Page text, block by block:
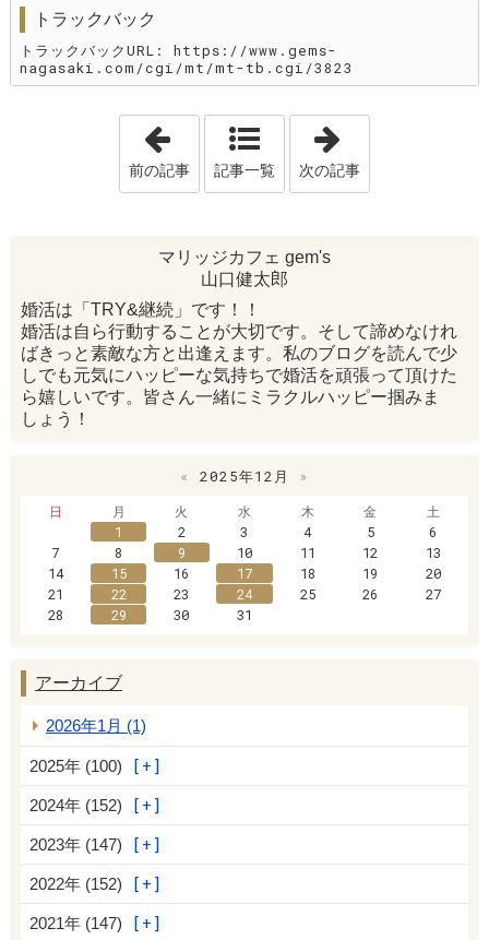
トラックバック
トラックバックURL: https://www.gems-
nagasaki.com/cgi/mt/mt-tb.cgi/3823
「今日はコレですよ〜！『福に憑かれた
前の記事 記事一覧 次の記事
マリッジカフェ gem's
山口健太郎
婚活は「TRY&継続」です！！
婚活は自ら行動することが大切です。そして諦めなけれ
ばきっと素敵な方と出逢えます。私のブログを読んで少
しでも元気にハッピーな気持ちで婚活を頑張って頂けた
ら嬉しいです。皆さん一緒にミラクルハッピー掴みま
しょう！
« 2025年12月
»
日
月 火 水 木 金
土
1
2 3 4 5
6
7
8 9 10 11 12
13
14
15 16 17 18 19
20
21
22 23 24 25 26
27
28
29 30 31
アーカイブ
2026年1月 (1)
2025年 (100)
2024年 (152)
2023年 (147)
2022年 (152)
2021年 (147)